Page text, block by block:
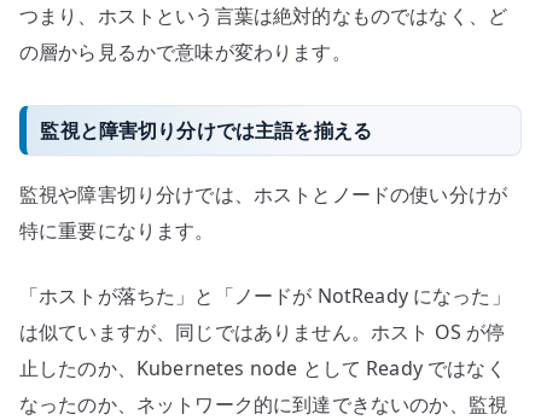
つまり、ホストという言葉は絶対的なものではなく、ど
の層から見るかで意味が変わります。
監視と障害切り分けでは主語を揃える
監視や障害切り分けでは、ホストとノードの使い分けが
特に重要になります。
「ホストが落ちた」と「ノードが NotReady になった」
は似ていますが、同じではありません。ホスト OS が停
止したのか、Kubernetes node として Ready ではなく
なったのか、ネットワーク的に到達できないのか、監視